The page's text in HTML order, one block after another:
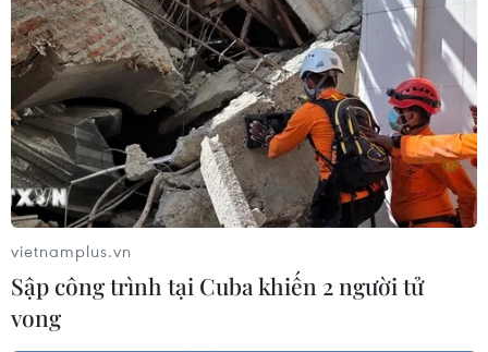
vietnamplus.vn
Sập công trình tại Cuba khiến 2 người tử
vong